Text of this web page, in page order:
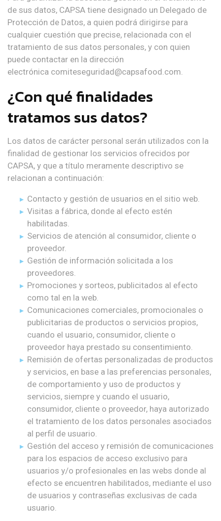
de sus datos, CAPSA tiene designado un Delegado de
Protección de Datos, a quien podrá dirigirse para
cualquier cuestión que precise, relacionada con el
tratamiento de sus datos personales, y con quien
puede contactar en la dirección
electrónica comiteseguridad@capsafood.com.
¿Con qué finalidades
tratamos sus datos?
Los datos de carácter personal serán utilizados con la
finalidad de gestionar los servicios ofrecidos por
CAPSA, y que a título meramente descriptivo se
relacionan a continuación:
Contacto y gestión de usuarios en el sitio web.
Visitas a fábrica, donde al efecto estén
habilitadas.
Servicios de atención al consumidor, cliente o
proveedor.
Gestión de información solicitada a los
proveedores.
Promociones y sorteos, publicitados al efecto
como tal en la web.
Comunicaciones comerciales, promocionales o
publicitarias de productos o servicios propios,
cuando el usuario, consumidor, cliente o
proveedor haya prestado su consentimiento.
Remisión de ofertas personalizadas de productos
y servicios, en base a las preferencias personales,
de comportamiento y uso de productos y
servicios, siempre y cuando el usuario,
consumidor, cliente o proveedor, haya autorizado
el tratamiento de los datos personales asociados
al perfil de usuario.
Gestión del acceso y remisión de comunicaciones
para los espacios de acceso exclusivo para
usuarios y/o profesionales en las webs donde al
efecto se encuentren habilitados, mediante el uso
de usuarios y contraseñas exclusivas de cada
usuario.